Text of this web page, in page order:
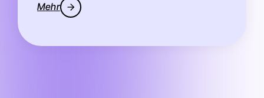
Mehr